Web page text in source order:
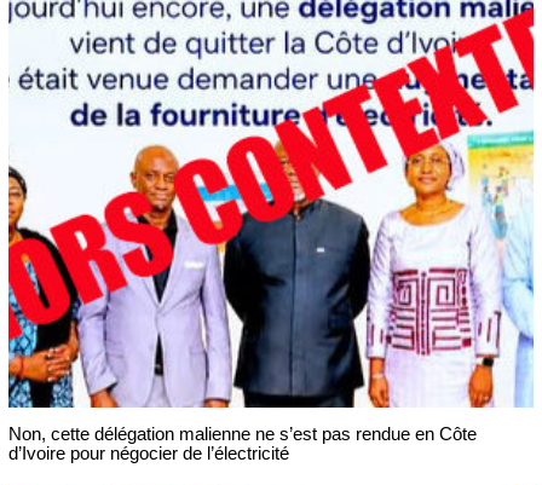
Non, cette délégation malienne ne s’est pas rendue en Côte
d’Ivoire pour négocier de l’électricité